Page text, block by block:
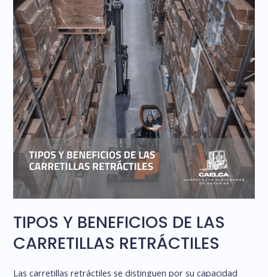
CONSIDERACIONES
CLAVE
TIPOS Y BENEFICIOS DE LAS
CARRETILLAS RETRÁCTILES
Las carretillas retráctiles se distinguen por su capacidad